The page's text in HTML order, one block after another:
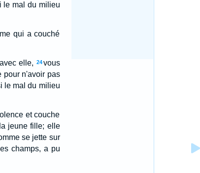
le mal du milieu
qui a couché
elle, 24 vous
pour n'avoir pas
le mal du milieu
et couche
jeune fille; elle
se jette sur
champs, a pu